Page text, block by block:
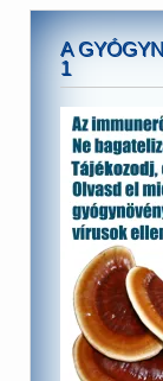
A
1